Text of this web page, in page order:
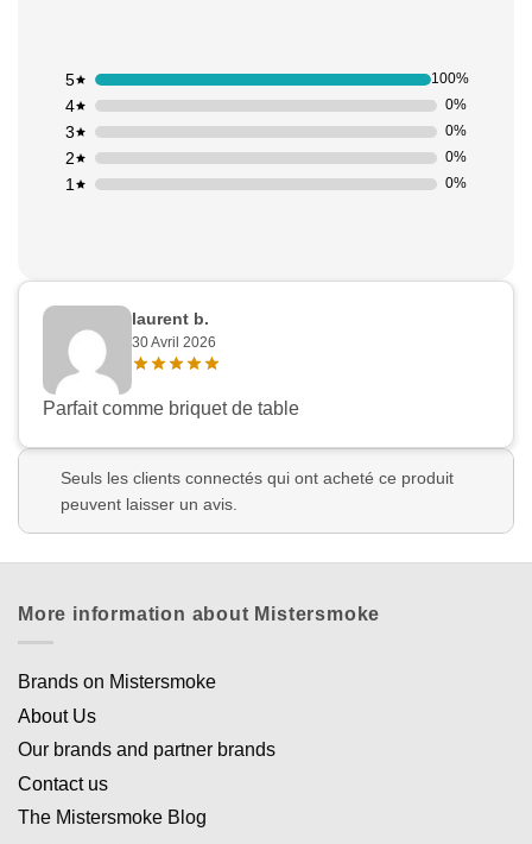
1 0%
2 0%
3 0%
4 0%
5 100%
laurent b.
30 Avril 2026
Parfait comme briquet de table
Seuls les clients connectés qui ont acheté ce produit
peuvent laisser un avis.
More information about Mistersmoke
Brands on Mistersmoke
About Us
Our brands and partner brands
Contact us
The Mistersmoke Blog